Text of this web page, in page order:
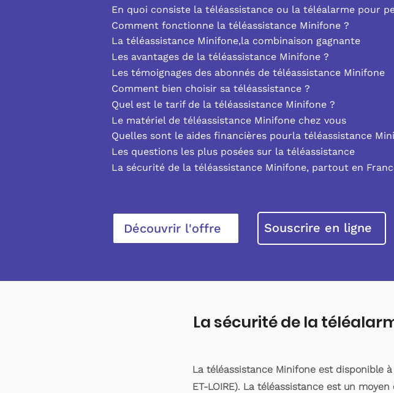
En quoi consiste la téléassistance ou la téléalarme pour
Comment fonctionne la téléassistance Minifone ?
La téléassistance Minifone,la combinaison gagnante
Les avantages de la téléassistance Minifone ?
Les témoignages des abonnés de téléassistance Minifone
Comment bien choisir sa téléassistance ?
Quel est le tarif de la téléassistance Minifone ?
Le matériel de téléassistance Minifone chez vous
Quelles sont le aides financières pourla téléassistance
Les questions les plus posées sur la téléassistance
La sécurité de la téléassistance Minifone, partout en
Découvrir l'offre Souscrire en ligne
La sécurité de la
La téléassistance Minifone est disponible
ET-LOIRE). La téléassistance est un